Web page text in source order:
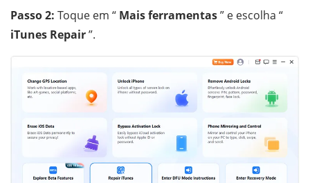
Passo 2: Toque em “ Mais ferramentas” e escolha “
iTunes Repair”.